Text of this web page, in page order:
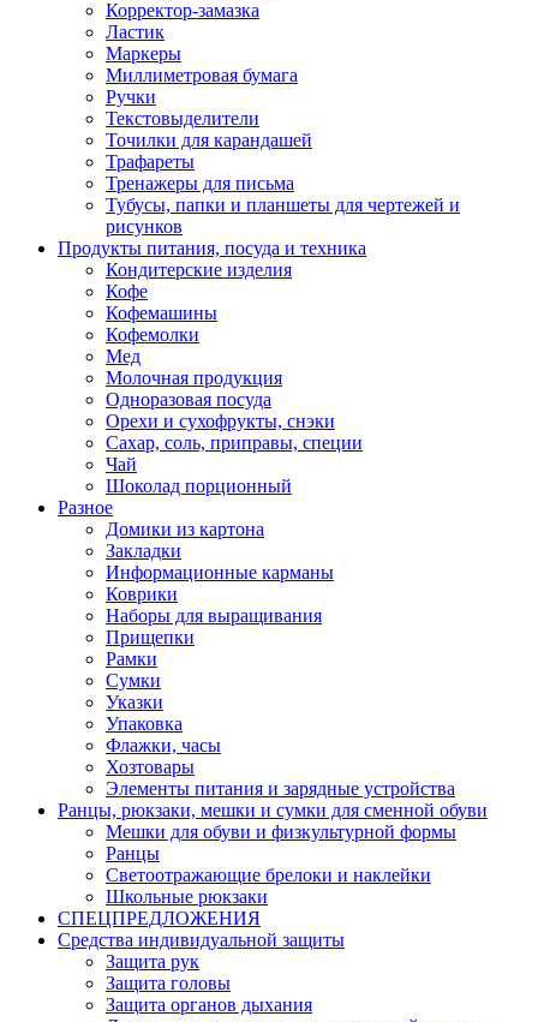
Корректор-замазка
Ластик
Маркеры
Миллиметровая бумага
Ручки
Текстовыделители
Точилки для карандашей
Трафареты
Тренажеры для письма
Тубусы, папки и планшеты для чертежей и
рисунков
Продукты питания, посуда и техника
Кондитерские изделия
Кофе
Кофемашины
Кофемолки
Мед
Молочная продукция
Одноразовая посуда
Орехи и сухофрукты, снэки
Сахар, соль, приправы, специи
Чай
Шоколад порционный
Разное
Домики из картона
Закладки
Информационные карманы
Коврики
Наборы для выращивания
Прищепки
Рамки
Сумки
Указки
Упаковка
Флажки, часы
Хозтовары
Элементы питания и зарядные устройства
Ранцы, рюкзаки, мешки и сумки для сменной обуви
Мешки для обуви и физкультурной формы
Ранцы
Светоотражающие брелоки и наклейки
Школьные рюкзаки
СПЕЦПРЕДЛОЖЕНИЯ
Средства индивидуальной защиты
Защита рук
Защита головы
Защита органов дыхания